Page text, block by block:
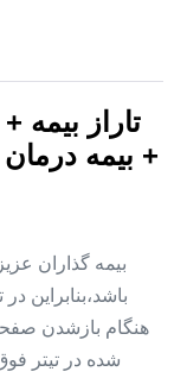
تاراز بیمه
+ بیمه
بیمه گذاران
باشد،بنابراین
هنگام بازشدن
شده در تیتر